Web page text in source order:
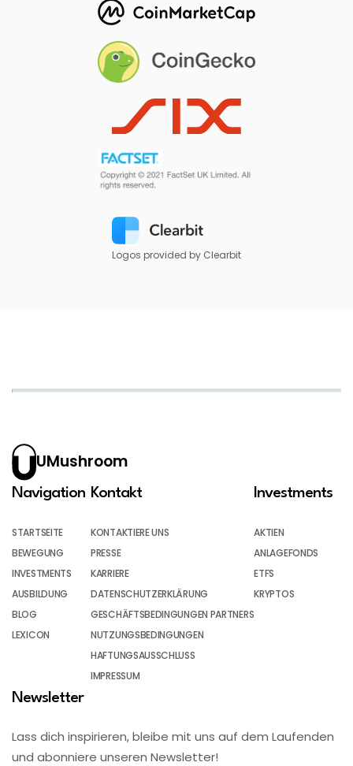
Logos provided by Clearbit
UMushroom
Navigation
STARTSEITE
BEWEGUNG
INVESTMENTS
AUSBILDUNG
BLOG
LEXICON
Kontakt
KONTAKTIERE UNS
PRESSE
KARRIERE
DATENSCHUTZERKLÄRUNG
GESCHÄFTSBEDINGUNGEN PARTNERS
NUTZUNGSBEDINGUNGEN
HAFTUNGSAUSSCHLUSS
IMPRESSUM
Investments
AKTIEN
ANLAGEFONDS
ETFS
KRYPTOS
Newsletter
Lass dich inspirieren, bleibe mit uns auf dem Laufenden
und abonniere unseren Newsletter!